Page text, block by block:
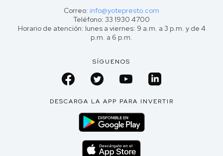
Correo: info@yotepresto.com
Teléfono: 33 1930 4700
Horario de atención: lunes a viernes: 9 a.m. a 3 p.m. y de 4
p.m. a 6 p.m.
SÍGUENOS
DESCARGA LA APP PARA INVERTIR